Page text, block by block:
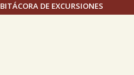
BITÁCORA DE EXCURSIONES